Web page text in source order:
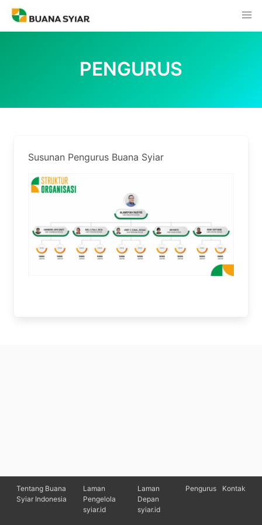
Skip
content
PENGURUS
Susunan Pengurus Buana Syiar
Tentang Buana
Syiar Indonesia
Laman
Pengelola
syiar.id
Laman
Depan
syiar.id
Pengurus Kontak